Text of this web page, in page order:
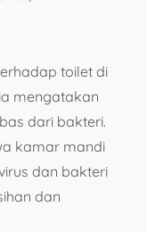
toilet di
mengatakan
dari bakteri.
kamar mandi
dan bakteri
dan